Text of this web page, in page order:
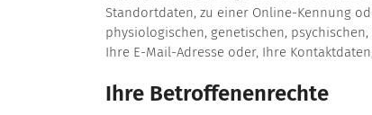
Standortdaten, zu einer Online-Kennung
physiologischen, genetischen,
Ihre E-Mail-Adresse oder‚ Ihre
Ihre Betroffenenrechte